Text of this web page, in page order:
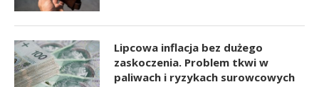
Lipcowa inflacja bez dużego
zaskoczenia. Problem tkwi w
paliwach i ryzykach surowcowych